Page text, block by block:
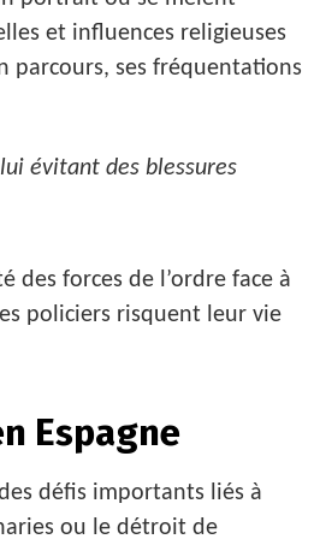
et influences religieuses
parcours, ses fréquentations
évitant des blessures
des forces de l’ordre face à
policiers risquent leur vie
Espagne
défis importants liés à
ou le détroit de